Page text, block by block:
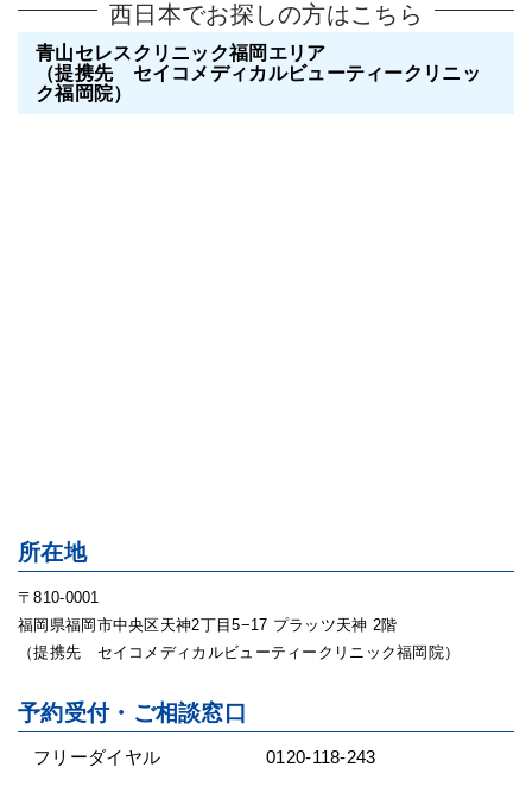
西日本でお探しの方はこちら
青山セレスクリニック福岡エリア
（提携先 セイコメディカルビューティークリニッ
ク福岡院）
所在地
〒810-0001
福岡県福岡市中央区天神2丁目5−17 プラッツ天神 2階
（提携先 セイコメディカルビューティークリニック福岡院）
予約受付・ご相談窓口
フリーダイヤル 0120-118-243